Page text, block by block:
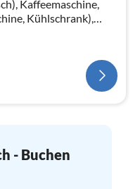
Kaffeemaschine,
Kühlschrank),
TV(Kabel)
- Buchen